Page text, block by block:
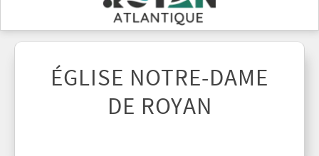
ÉGLISE NOTRE-DAME
DE ROYAN